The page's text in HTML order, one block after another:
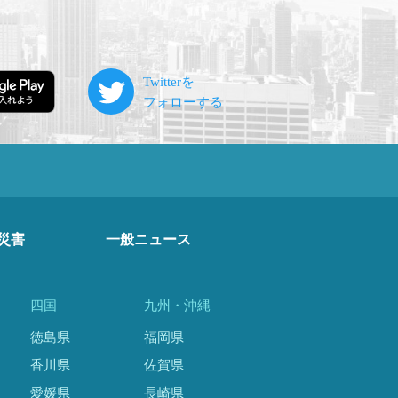
害 一般ニュース
四国
徳島県
香川県
愛媛県
九州・沖縄
福岡県
佐賀県
長崎県